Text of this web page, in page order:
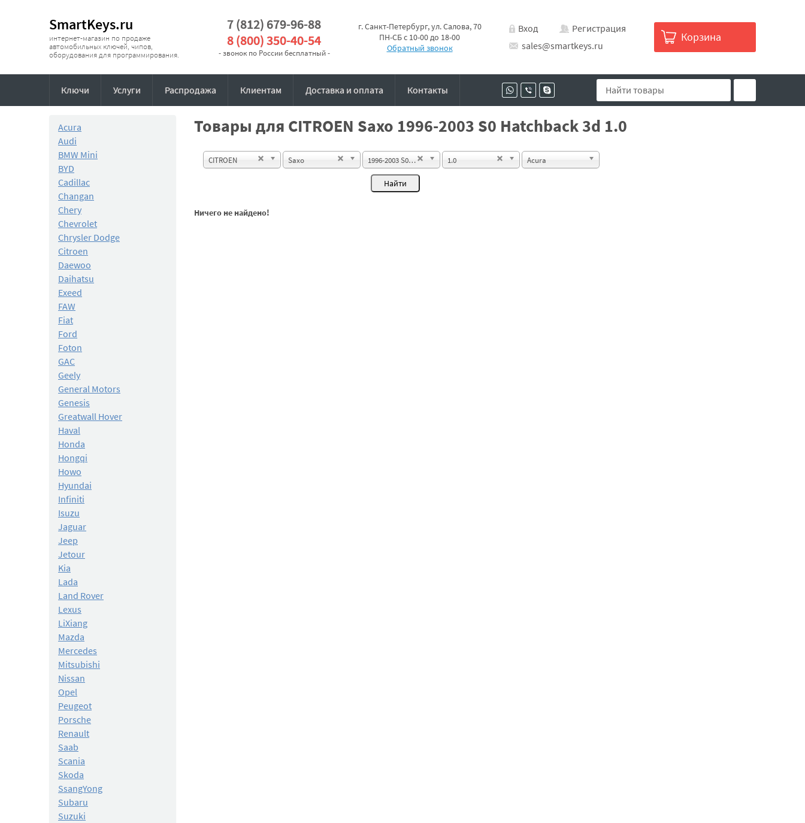
SmartKeys.ru
интернет-магазин по продаже
автомобильных ключей, чипов,
оборудования для программирования.
7 (812) 679-96-88
8 (800) 350-40-54
- звонок по России бесплатный -
г. Санкт-Петербург, ул. Салова, 70
ПН-СБ с 10-00 до 18-00
Обратный звонок
Вход
Регистрация
sales@smartkeys.ru
Корзина
Ключи Услуги Распродажа Клиентам Доставка и оплата Контакты
Acura
Audi
BMW Mini
BYD
Cadillac
Changan
Chery
Chevrolet
Chrysler Dodge
Citroen
Daewoo
Daihatsu
Exeed
FAW
Fiat
Ford
Foton
GAC
Geely
General Motors
Genesis
Greatwall Hover
Haval
Honda
Hongqi
Howo
Hyundai
Infiniti
Isuzu
Jaguar
Jeep
Jetour
Kia
Lada
Land Rover
Lexus
LiXiang
Mazda
Mercedes
Mitsubishi
Nissan
Opel
Peugeot
Porsche
Renault
Saab
Scania
Skoda
SsangYong
Subaru
Suzuki
Товары для CITROEN Saxo 1996-2003 S0 Hatchback 3d 1.0
CITROEN Saxo 1996-2003 S0 Hatchback 3d 1.0 Acura
Ничего не найдено!